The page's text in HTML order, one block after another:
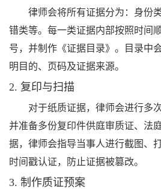
律师会将所有证据分为：身份
错类等。每一类证据内部按照时间
号，并制作《证据目录》。目录中
明目的、页码及证据来源。
2. 复印与扫描
对于纸质证据，律师会进行多
并准备多份复印件供庭审质证、法
据，律师会指导当事人进行截图、
时间戳认证，防止证据被篡改。
3. 制作质证预案